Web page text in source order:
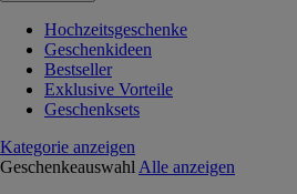
Hochzeitsgeschenke
Geschenkideen
Bestseller
Exklusive Vorteile
Geschenksets
Kategorie anzeigen
Geschenkeauswahl Alle anzeigen